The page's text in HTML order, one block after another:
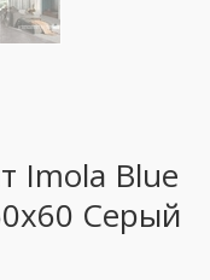
Imola Blue
Серый